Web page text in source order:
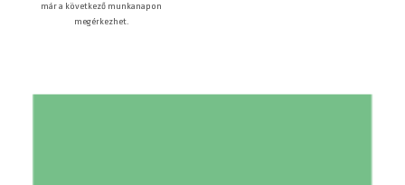
már a következő munkanapon
megérkezhet.